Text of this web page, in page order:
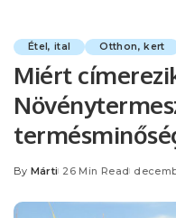
Étel, ital Otthon, kert
Miért
Posted
By Márti 26 Min Read